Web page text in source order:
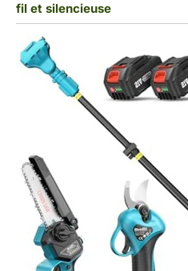
fil et silencieuse